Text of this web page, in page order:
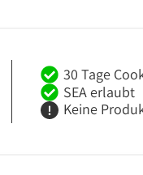
30 Tage
SEA erlaubt
Keine